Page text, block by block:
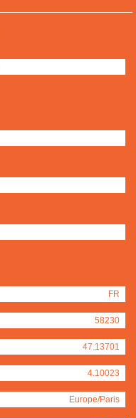
FR
58230
47.13701
4.10023
Europe/Paris